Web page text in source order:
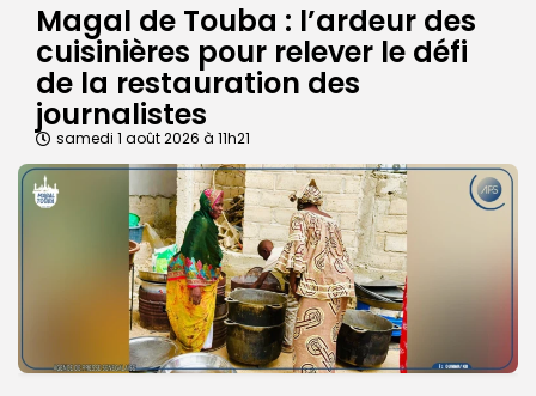
Magal de Touba : l’ardeur des
cuisinières pour relever le défi
de la restauration des
journalistes
samedi 1 août 2026 à 11h21